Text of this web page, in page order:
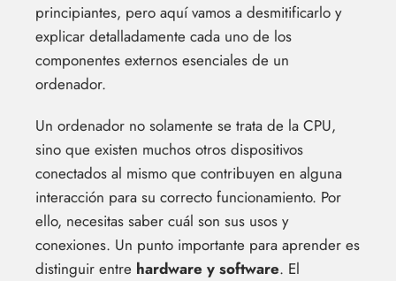
principiantes, pero aquí vamos a desmitificarlo y
explicar detalladamente cada uno de los
componentes externos esenciales de un
ordenador.
Un ordenador no solamente se trata de la CPU,
sino que existen muchos otros dispositivos
conectados al mismo que contribuyen en alguna
interacción para su correcto funcionamiento. Por
ello, necesitas saber cuál son sus usos y
conexiones. Un punto importante para aprender es
distinguir entre hardware y software. El